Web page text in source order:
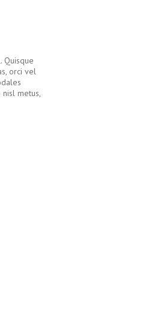
Quisque
orci vel
metus,